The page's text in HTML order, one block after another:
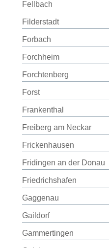
Fellbach
Filderstadt
Forbach
Forchheim
Forchtenberg
Forst
Frankenthal
Freiberg am Neckar
Frickenhausen
Fridingen an der Donau
Friedrichshafen
Gaggenau
Gaildorf
Gammertingen